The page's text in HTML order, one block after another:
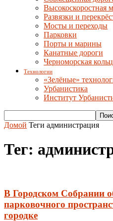
Высокоскоростная
Развязки и
Мосты и переходы
Парковки
Порты и марины
Канатные дороги
Черноморская
Технологии
«Зелёные»
Урбанистика
Институт
Домой Теги администрация
Тег:
В Городском Собрании
парковочного
городке